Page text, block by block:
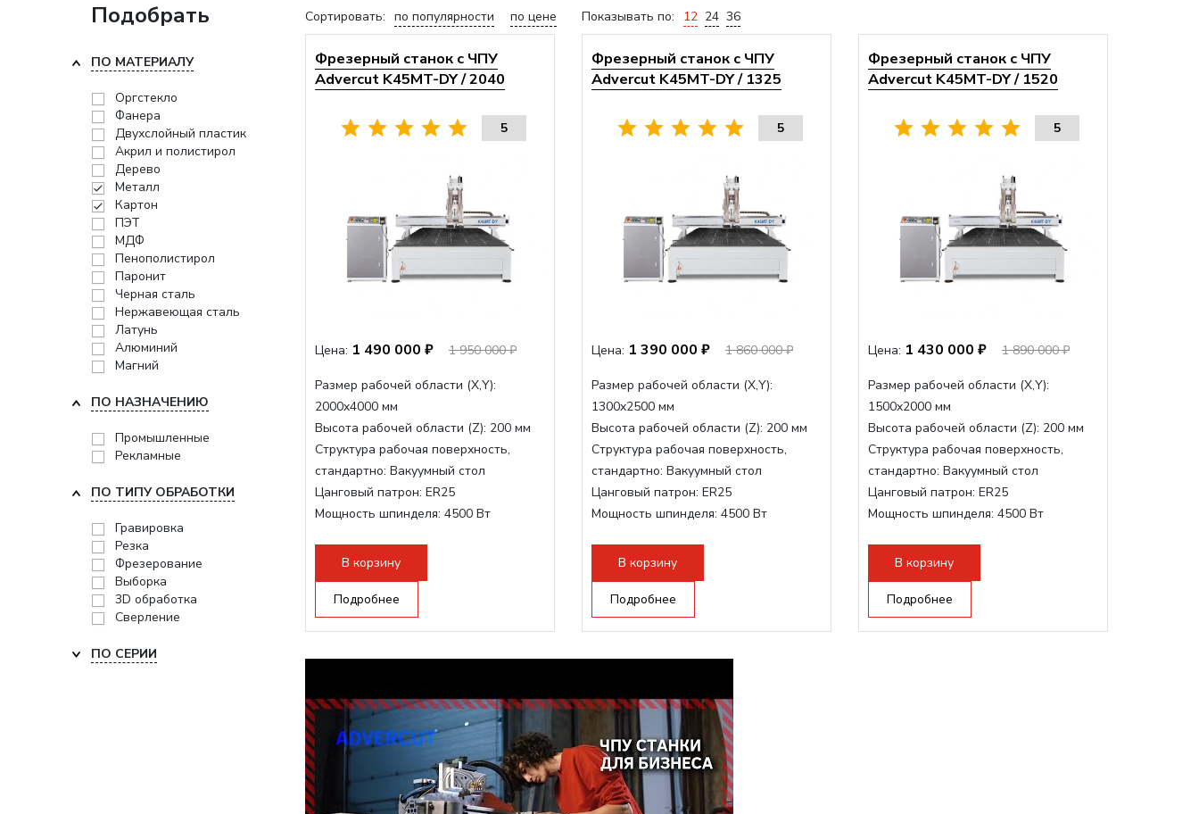
Сортировать: по популярности по цене Показывать по: 12 24 36
Фрезерный станок с ЧПУ
Advercut K45MT-DY / 2040
5
Цена: 1 490 000 ₽ 1 950 000 ₽
Размер рабочей области (Х,Y):
2000x4000 мм
Высота рабочей области (Z): 200 мм
Структура рабочая поверхность,
стандартно: Вакуумный стол
Цанговый патрон: ER25
Мощность шпинделя: 4500 Вт
Мощность инвертора:
В корзину
Подробнее
Фрезерный станок с ЧПУ
Advercut K45MT-DY / 1325
5
Цена: 1 390 000 ₽ 1 860 000 ₽
Размер рабочей области (Х,Y):
1300x2500 мм
Высота рабочей области (Z): 200 мм
Структура рабочая поверхность,
стандартно: Вакуумный стол
Цанговый патрон: ER25
Мощность шпинделя: 4500 Вт
Мощность инвертора:
В корзину
Подробнее
Фрезерный станок с ЧПУ
Advercut K45MT-DY / 1520
5
Цена: 1 430 000 ₽ 1 890 000 ₽
Размер рабочей области (Х,Y):
1500x2000 мм
Высота рабочей области (Z): 200 мм
Структура рабочая поверхность,
стандартно: Вакуумный стол
Цанговый патрон: ER25
Мощность шпинделя: 4500 Вт
Мощность инвертора:
В корзину
Подробнее
Подобрать
ПО МАТЕРИАЛУ
Оргстекло
Фанера
Двухслойный пластик
Акрил и полистирол
Дерево
Металл
Картон
ПЭТ
МДФ
Пенополистирол
Паронит
Черная сталь
Нержавеющая сталь
Латунь
Алюминий
Магний
ПО НАЗНАЧЕНИЮ
Промышленные
Рекламные
ПО ТИПУ ОБРАБОТКИ
Гравировка
Резка
Фрезерование
Выборка
3D обработка
Сверление
ПО СЕРИИ